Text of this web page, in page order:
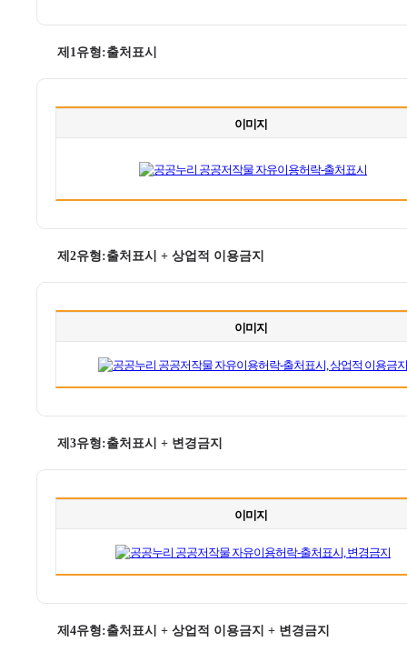
제1유형:출처표시
이미지
제2유형:출처표시 + 상업적 이용금지
이미지
제3유형:출처표시 + 변경금지
이미지
제4유형:출처표시 + 상업적 이용금지 + 변경금지